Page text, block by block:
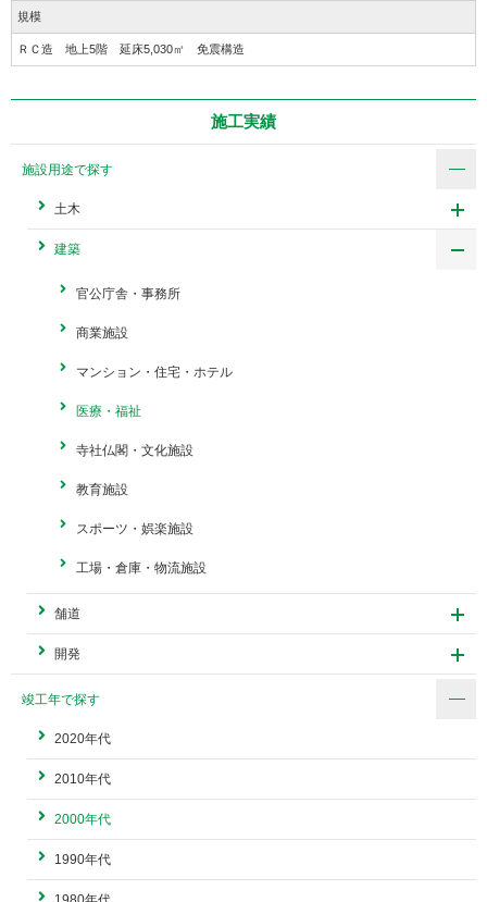
規模
ＲＣ造 地上5階 延床5,030㎡ 免震構造
施工実績
施設用途で探す
土木
建築
官公庁舎・事務所
商業施設
マンション・住宅・ホテル
医療・福祉
寺社仏閣・文化施設
教育施設
スポーツ・娯楽施設
工場・倉庫・物流施設
舗道
開発
竣工年で探す
2020年代
2010年代
2000年代
1990年代